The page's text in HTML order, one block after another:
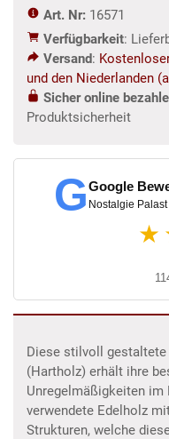
Art. Nr: 16571
Verfügbarkeit:
Versand:
und den Niederlanden
Sicher online
Produktsicherheit
GGoogle
Nostalgie
Diese stilvoll gestaltete
(Hartholz) erhält ihre
Unregelmäßigkeiten im
verwendete Edelholz
Strukturen, welche